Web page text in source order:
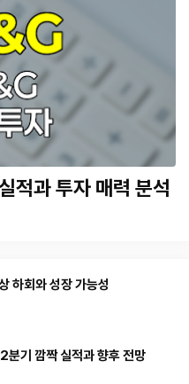
적과 투자 매력 분석
하회와 성장 가능성
기 깜짝 실적과 향후 전망